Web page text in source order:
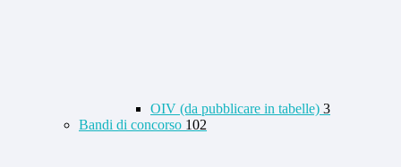
OIV (da pubblicare in tabelle) 3
Bandi di concorso 102